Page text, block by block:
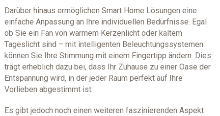
Darüber hinaus ermöglichen Smart Home Lösungen eine
einfache Anpassung an Ihre individuellen Bedürfnisse. Egal
ob Sie ein Fan von warmem Kerzenlicht oder kaltem
Tageslicht sind – mit intelligenten Beleuchtungssystemen
können Sie Ihre Stimmung mit einem Fingertipp ändern. Dies
trägt erheblich dazu bei, dass Ihr Zuhause zu einer Oase der
Entspannung wird, in der jeder Raum perfekt auf Ihre
Vorlieben abgestimmt ist.
Es gibt jedoch noch einen weiteren faszinierenden Aspekt